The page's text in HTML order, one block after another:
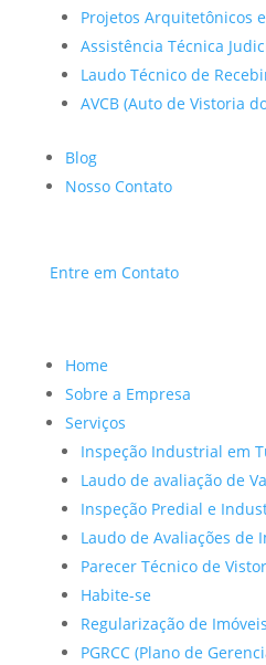
Projetos Arquitetônicos
Assistência Técnica
Laudo Técnico de
AVCB (Auto de Vistoria
Blog
Nosso Contato
Entre em Contato
Home
Sobre a Empresa
Serviços
Inspeção Industrial em
Laudo de avaliação de
Inspeção Predial e
Laudo de Avaliações de
Parecer Técnico de
Habite-se
Regularização de Imóveis
PGRCC (Plano de